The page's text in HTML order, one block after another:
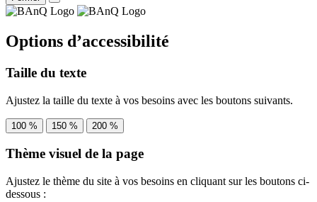
Options d’accessibilité
Taille du texte
Ajustez la taille du texte à vos besoins avec les boutons suivants.
100 % 150 % 200 %
Thème visuel de la page
Ajustez le thème du site à vos besoins en cliquant sur les boutons ci-
dessous :